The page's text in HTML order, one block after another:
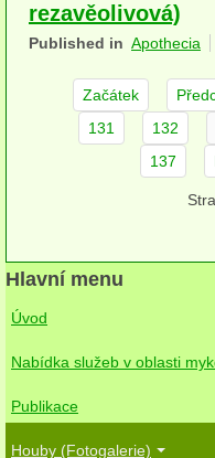
herbikolní-jednoděložné
herbikolní-kapraďorosty
Perithecia stromatická
Perithecia nestromatická
Kornacovité
Choroše
rezavěolivová)
Published in Apothecia
Začátek
131
132
137
Hlavní menu
Úvod
Nabídka služeb v oblasti
Publikace
Houby (Fotogalerie)